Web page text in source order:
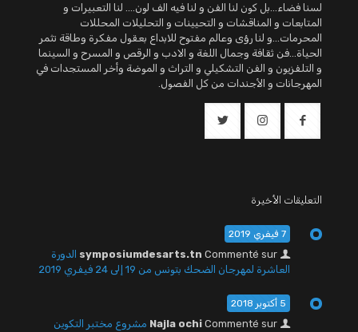
لسنا فضاء...بل كون لنا الفن و لنا فيه الف لون.... لنا التعبيرات و
المتابعات و المناقشات و التحيينات و التحليلات المحللات
المحرمات...و لنا رؤى وعالم مفتوح للابداع بعقول مفكرة وطاقة تثمر
الحياة...فن ثقافة وجمال اللغة و الادب و الرقص و المسرح و السينما
و التلفزيون و الفن التشكيلي و التراث و الموضة وأخر المستجدات في
المهرجانات و الأجندات من كل الفصول.
التعليقات الأخيرة
7 فيفري 2019
symposiumdesarts.tn Commenté sur
الدورة
العاشرة لمهرجان الضحك بتونس من 19 إلى 24 فيفري 2019
5 أكتوبر 2018
Najla ochi Commenté sur
مشروع مختبر التكوين